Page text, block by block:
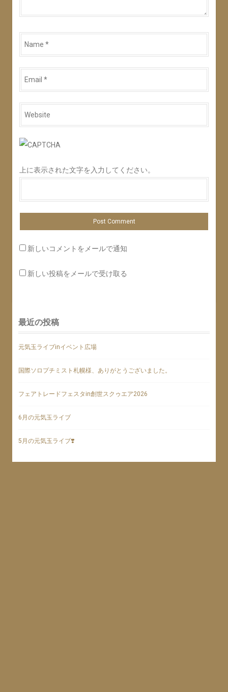
*
*
*
上に表示された文字を入力してください。
新しいコメントをメールで通知
新しい投稿をメールで受け取る
最近の投稿
元気玉ライブinイベント広場
国際ソロプチミスト札幌様、ありがとうございました。
フェアトレードフェスタin創世スクゥエア2026
6月の元気玉ライブ
5月の元気玉ライブ❣️